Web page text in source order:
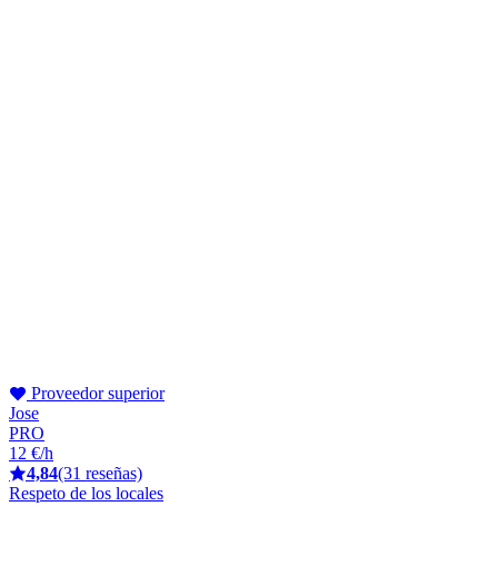
Proveedor superior
Jose
PRO
12 €/h
4,84(31 reseñas)
Respeto de los locales